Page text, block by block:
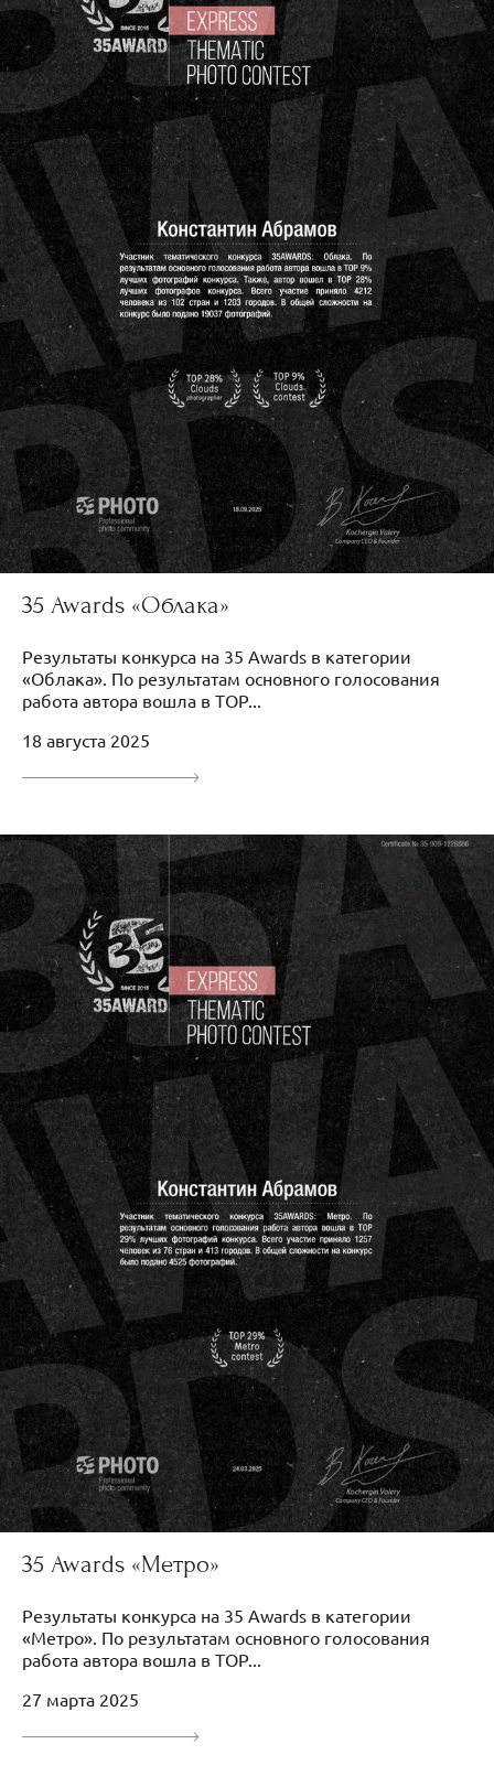
35 Awards «Облака»
Результаты конкурса на 35 Awards в категории
«Облака». По результатам основного голосования
работа автора вошла в TOP...
18 августа 2025
35 Awards «Метро»
Результаты конкурса на 35 Awards в категории
«Метро». По результатам основного голосования
работа автора вошла в TOP...
27 марта 2025